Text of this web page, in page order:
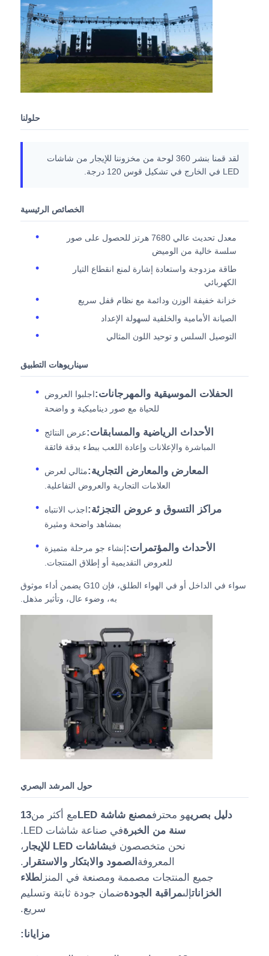
لوحة عرض LED للخارج
حلولنا
لقد قمنا بنشر 360 لوحة من مخزوننا للإيجار من شاشات
LED في الخارج في تشكيل قوس 120 درجة.
الخصائص الرئيسية
معدل تحديث عالي 7680 هرتز للحصول على صور
سلسة خالية من الوميض
طاقة مزدوجة واستعادة إشارة لمنع انقطاع التيار
الكهربائي
خزانة خفيفة الوزن ودائمة مع نظام قفل سريع
الصيانة الأمامية والخلفية لسهولة الإعداد
التوصيل السلس و توحيد اللون المثالي
سيناريوهات التطبيق
الحفلات الموسيقية والمهرجانات:اجلبوا العروض
للحياة مع صور ديناميكية و واضحة
الأحداث الرياضية والمسابقات:عرض النتائج
المباشرة والإعلانات وإعادة اللعب ببطء بدقة فائقة
المعارض والمعارض التجارية:مثالي لعرض
العلامات التجارية والعروض التفاعلية.
مراكز التسوق و عروض التجزئة:اجذب الانتباه
بمشاهد واضحة ومثيرة
الأحداث والمؤتمرات:إنشاء جو مرحلة متميزة
للعروض التقديمية أو إطلاق المنتجات.
سواء في الداخل أو في الهواء الطلق، فإن G10 يضمن أداء موثوق
به، وضوء عال، وتأثير مذهل.
حول المرشد البصري
دليل بصريهو محترفمصنع شاشة LED مع أكثر من13
سنة من الخبرةفي صناعة شاشات LED.
نحن متخصصون فيشاشات LED للإيجار
،
المعروفة الصمود والابتكار والاستقرار .
جميع المنتجات مصممة ومصنعة في المنزلطلاء
الخزاناتإلىمراقبة الجودةضمان جودة ثابتة وتسليم
سريع.
مزايانا: